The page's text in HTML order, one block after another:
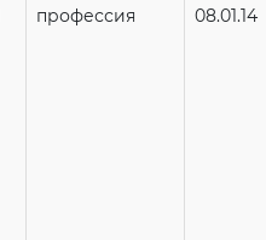
профессия 08.01.14